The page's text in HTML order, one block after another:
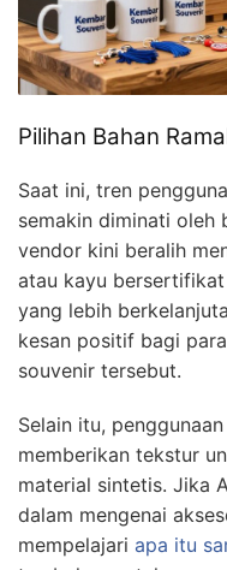
Pilihan Bahan
Saat ini, tren
semakin diminati oleh
vendor kini beralih
atau kayu
yang lebih
kesan positif bagi
souvenir tersebut.
Selain itu,
memberikan tekstur
material sintetis. Jika
dalam mengenai
mempelajari apa itu